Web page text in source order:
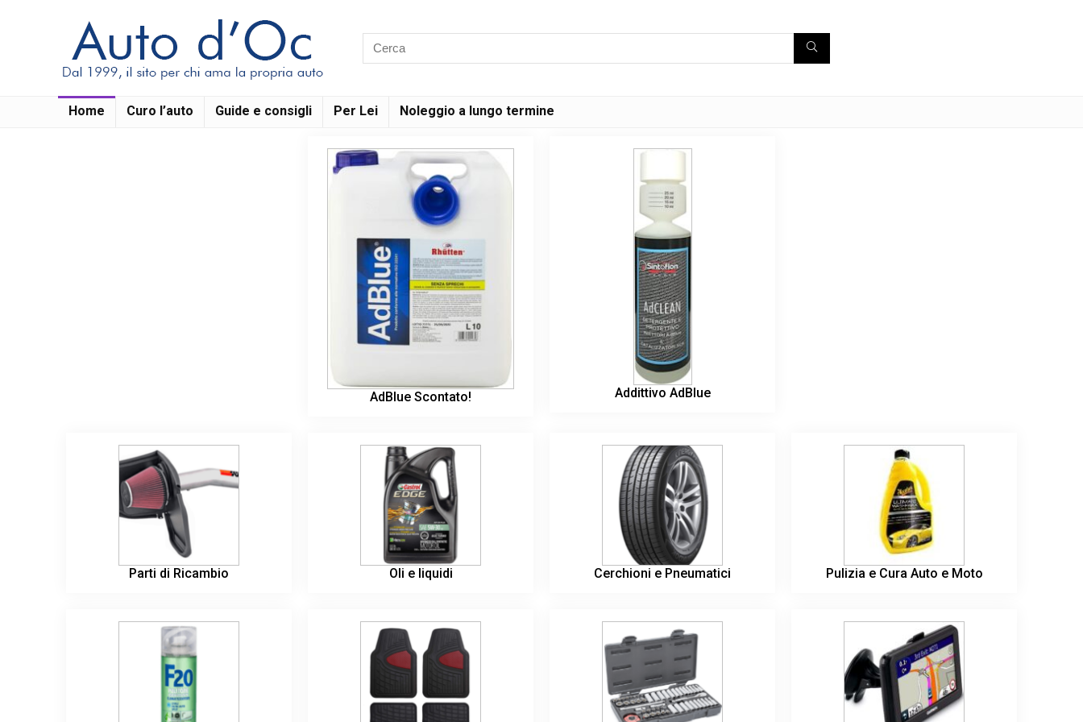
Home Curo l’auto Guide e consigli Per Lei Noleggio a lungo termine
AdBlue Scontato! Addittivo AdBlue
Parti di Ricambio Oli e liquidi Cerchioni e Pneumatici Pulizia e Cura Auto e Moto